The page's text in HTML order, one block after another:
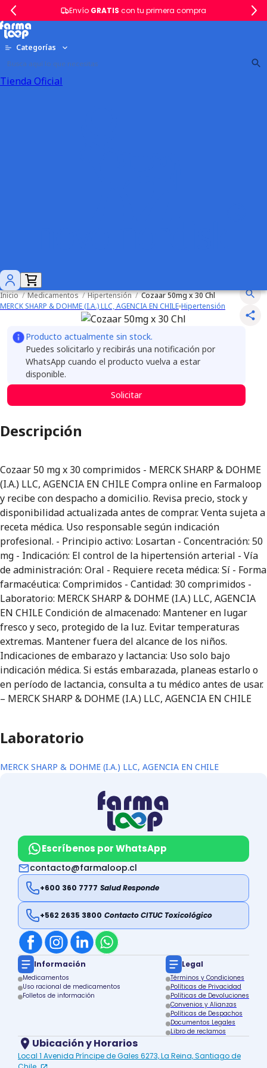
Envío GRATIS con tu primera compra
Categorías
Tienda Oficial
Inicio / Medicamentos / Hipertensión / Cozaar 50mg x 30 Chl
MERCK SHARP & DOHME (I.A.) LLC, AGENCIA EN CHILE Hipertensión
Producto actualmente sin stock.
Puedes solicitarlo y recibirás una notificación por
WhatsApp cuando el producto vuelva a estar
disponible.
Solicitar
Descripción
Cozaar 50 mg x 30 comprimidos - MERCK SHARP & DOHME
(I.A.) LLC, AGENCIA EN CHILE Compra online en Farmaloop
y recibe con despacho a domicilio. Revisa precio, stock y
disponibilidad actualizada antes de comprar. Venta sujeta a
receta médica. Uso responsable según indicación
profesional. - Principio activo: Losartan - Concentración: 50
mg - Indicación: El control de la hipertensión arterial - Vía
de administración: Oral - Requiere receta médica: Sí - Forma
farmacéutica: Comprimidos - Cantidad: 30 comprimidos -
Laboratorio: MERCK SHARP & DOHME (I.A.) LLC, AGENCIA
EN CHILE Condición de almacenado: Mantener en lugar
fresco y seco, protegido de la luz. Evitar temperaturas
extremas. Mantener fuera del alcance de los niños.
Indicaciones de embarazo y lactancia: Uso solo bajo
indicación médica. Si estás embarazada, planeas estarlo o
en período de lactancia, consulta a tu médico antes de usar.
– MERCK SHARP & DOHME (I.A.) LLC, AGENCIA EN CHILE
Laboratorio
MERCK SHARP & DOHME (I.A.) LLC, AGENCIA EN CHILE
Escríbenos por WhatsApp
contacto@farmaloop.cl
+600 360 7777 Salud Responde
+562 2635 3800 Contacto CITUC Toxicológico
Información
Medicamentos
Uso racional de medicamentos
Folletos de información
Legal
Términos y Condiciones
Políticas de Privacidad
Políticas de Devoluciones
Convenios y Alianzas
Políticas de Despachos
Documentos Legales
Libro de reclamos
Ubicación y Horarios
Local 1 Avenida Príncipe de Gales 6273, La Reina, Santiago de